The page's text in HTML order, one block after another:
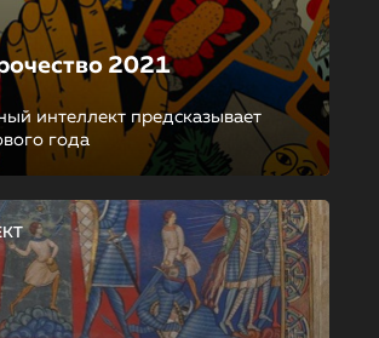
2021
интеллект предсказывает
года